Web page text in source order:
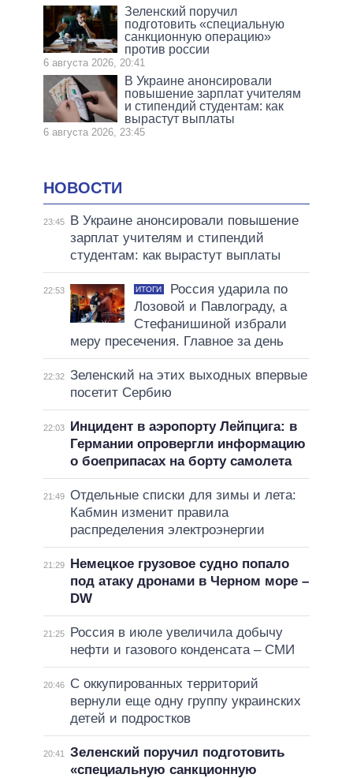
Зеленский поручил
подготовить «специальную
санкционную операцию»
против россии
6 августа 2026, 20:41
В Украине анонсировали
повышение зарплат учителям
и стипендий студентам: как
вырастут выплаты
6 августа 2026, 23:45
НОВОСТИ
23:45
В Украине анонсировали повышение
зарплат учителям и стипендий
студентам: как вырастут выплаты
22:53 ИТОГИ
Россия ударила по
Лозовой и Павлограду, а
Стефанишиной избрали
меру пресечения. Главное за день
22:32 Зеленский на этих выходных впервые
посетит Сербию
22:03
Инцидент в аэропорту Лейпцига: в
Германии опровергли информацию
о боеприпасах на борту самолета
21:49 Отдельные списки для зимы и лета:
Кабмин изменит правила
распределения электроэнергии
21:29
Немецкое грузовое судно попало
под атаку дронами в Черном море –
DW
21:25
Россия в июле увеличила добычу
нефти и газового конденсата – СМИ
20:46
С оккупированных территорий
вернули еще одну группу украинских
детей и подростков
20:41
Зеленский поручил подготовить
«специальную санкционную